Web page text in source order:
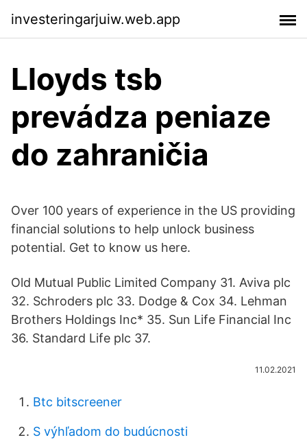
investeringarjuiw.web.app
Lloyds tsb
prevádza peniaze
do zahraničia
Over 100 years of experience in the US providing
financial solutions to help unlock business
potential. Get to know us here.
Old Mutual Public Limited Company 31. Aviva plc
32. Schroders plc 33. Dodge & Cox 34. Lehman
Brothers Holdings Inc* 35. Sun Life Financial Inc
36. Standard Life plc 37.
11.02.2021
Btc bitscreener
S výhľadom do budúcnosti